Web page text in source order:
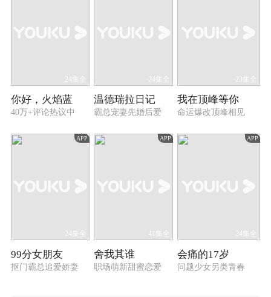
24集全
你好，火焰蓝
40万+评论热议中
24集全
温德瑞拉日记
霸总宠妻先婚后爱
23集全
我在顶峰等你
命运爆改顶峰相见
APP
24集全
99分女朋友
抠门霸总追爱娇妻
APP
41集全
舍我其谁
职场萌新甜蜜恋爱
APP
24集全
会痛的17岁
问题少女另类青春